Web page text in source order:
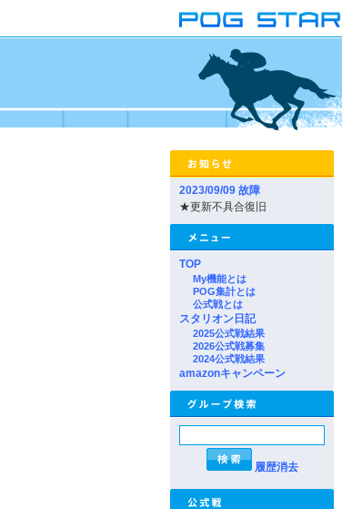
2023/09/09 故障
★更新不具合復旧
TOP
My機能とは
POG集計とは
公式戦とは
スタリオン日記
2025公式戦結果
2026公式戦募集
2024公式戦結果
amazonキャンペーン
履歴消去